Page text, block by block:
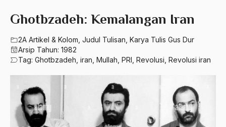
Ghotbzadeh: Kemalangan Iran
2A Artikel & Kolom Judul Tulisan Karya Tulis Gus Dur
Arsip Tahun: 1982
Tag: Ghotbzadeh iran Mullah PRI Revolusi Revolusi iran
660 – Ilmu Seni, Desain dan Media
900 – Rumpun Ilmu Lainnya
2023
2021
2019
2018
A. Mukti Ali
A. Mustofa Bisri
A. Yani
A.A. Baramudi
A.A. Navis
A.H Nasution